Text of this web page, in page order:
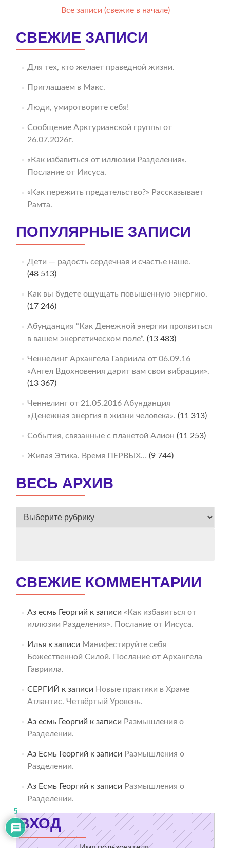
Все записи (свежие в начале)
СВЕЖИЕ ЗАПИСИ
Для тех, кто желает праведной жизни.
Приглашаем в Макс.
Люди, умиротворите себя!
Сообщение Арктурианской группы от
26.07.2026г.
«Как избавиться от иллюзии Разделения».
Послание от Иисуса.
«Как пережить предательство?» Рассказывает
Рамта.
ПОПУЛЯРНЫЕ ЗАПИСИ
Дети — радость сердечная и счастье наше.
(48 513)
Как вы будете ощущать повышенную энергию.
(17 246)
Абунданция “Как Денежной энергии проявиться
в вашем энергетическом поле“. (13 483)
Ченнелинг Архангела Гавриила от 06.09.16
«Ангел Вдохновения дарит вам свои вибрации».
(13 367)
Ченнелинг от 21.05.2016 Абунданция
«Денежная энергия в жизни человека». (11 313)
События, связанные с планетой Алион (11 253)
Живая Этика. Время ПЕРВЫХ… (9 744)
ВЕСЬ АРХИВ
ВЕСЬ
СВЕЖИЕ КОММЕНТАРИИ
Аз есмь Георгий к записи «Как избавиться от
иллюзии Разделения». Послание от Иисуса.
Илья к записи Манифестируйте себя
Божественной Силой. Послание от Архангела
Гавриила.
СЕРГИЙ к записи Новые практики в Храме
Атлантис. Четвёртый Уровень.
Аз есмь Георгий к записи Размышления о
Разделении.
Аз Есмь Георгий к записи Размышления о
Разделении.
Аз Есмь Георгий к записи Размышления о
Разделении.
ВХОД
5